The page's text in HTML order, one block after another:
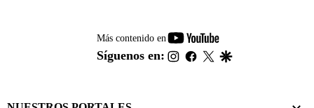
Más contenido en
youtube-
footer
Síguenos en: instagram
facebook
twitter